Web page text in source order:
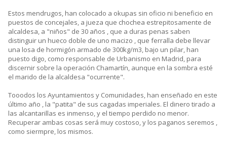
Estos mendrugos, han colocado a okupas sin oficio ni beneficio en
puestos de concejales, a jueza que chochea estrepitosamente de
alcaldesa, a "niños" de 30 años , que a duras penas saben
distinguir un hueco doble de uno macizo , que ferralla debe llevar
una losa de hormigón armado de 300kg/m3, bajo un pilar, han
puesto digo, como responsable de Urbanismo en Madrid, para
discernir sobre la operación Chamartín, aunque en la sombra esté
el marido de la alcaldesa "ocurrente".
Tooodos los Ayuntamientos y Comunidades, han enseñado en este
último año , la "patita" de sus cagadas imperiales. El dinero tirado a
las alcantarillas es inmenso, y el tiempo perdido no menor.
Recuperar ambas cosas será muy costoso, y los paganos seremos ,
como siermpre, los mismos.